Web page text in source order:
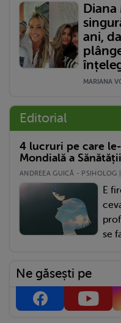
Diana
ani,
MARIANA
Editorial
4 lucruri pe care
Mondială a
ANDREEA GUICĂ - PSIHOLOG
E
se
Ne găsești pe